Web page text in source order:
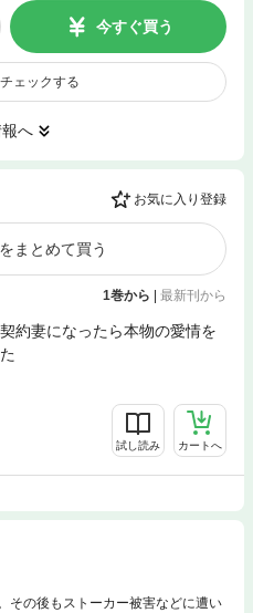
今すぐ買う
ェックする
へ
お気に入り登録
まとめて買う
1巻から | 最新刊から
約妻になったら本物の愛情を
試し読み カートへ
その後もストーカー被害などに遭い